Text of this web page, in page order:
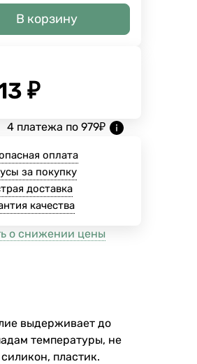
В корзину
₽
4 платежа по979₽
оплата
за покупку
доставка
качества
о снижении цены
выдерживает до
температуры, не
пластик.